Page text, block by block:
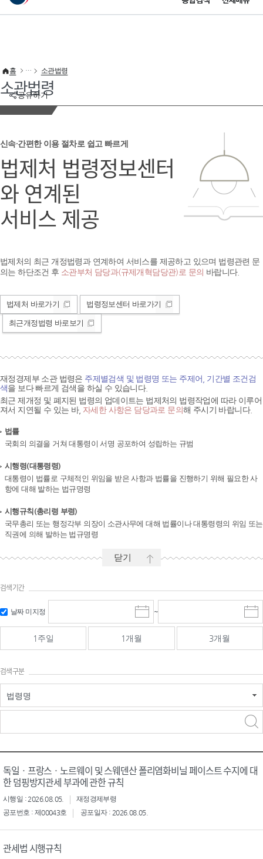
이 누리집은 대한민국 공식 전자정부 누리집입니다.
공유하기
홈 소관법령
소관법령
신속·간편한 이용 절차로 쉽고 빠르게
법제처 법령정보센터
와 연계된
서비스 제공
법제처의 최근 개정법령과 연계하여 서비스를 제공하고 있으며 법령관련 문
의는 하단조건 후 소관부처 담당과(규제개혁담당관)로 문의 바랍니다.
법제처 바로가기 법령정보센터 바로가기
최근개정법령 바로보기
재정경제부 소관 법령은 주제별검색 및 법령명 또는 주제어, 기간별 조건검
색을 보다 빠르게 검색을 하실 수 있습니다.
최근 제개정 및 폐지된 법령의 업데이트는 법제처의 법령작업에 따라 이루어
져서 지연될 수 있는 바, 자세한 사항은 담당과로 문의해 주시기 바랍니다.
법률
국회의 의결을 거쳐 대통령이 서명 공포하여 성립하는 규범
시행령(대통령령)
대통령이 법률로 구체적인 위임을 받은 사항과 법률을 진행하기 위해 필요한 사
항에 대해 발하는 법규명령
시행규칙(총리령 부령)
국무총리 또는 행정각부 의장이 소관사무에 대해 법률이나 대통령령의 위임 또는
직권에 의해 발하는 법규명령
닫기
검색기간
날짜 미지정
시
작
일
선
~
마
감
선
1주일 1개월 3개월
검색구분
법령명
독일ㆍ프랑스ㆍ노르웨이 및 스웨덴산 폴리염화비닐 페이스트 수지에 대
한 덤핑방지관세 부과에 관한 규칙
시행일 : 2026.08.05.
재정경제부령
공포번호 : 제00043호
공포일자 : 2026.08.05.
관세법 시행규칙